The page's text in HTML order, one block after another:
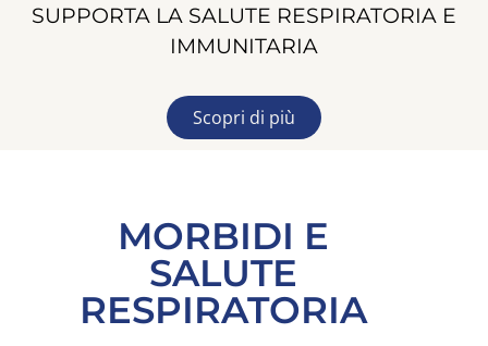
SUPPORTA LA SALUTE RESPIRATORIA E
IMMUNITARIA
Scopri di più
MORBIDI E
SALUTE
RESPIRATORIA